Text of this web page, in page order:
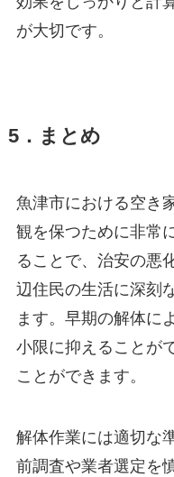
が大切です。
5．まとめ
魚津市における空き
観を保つために非常
ることで、治安の悪
辺住民の生活に深刻
ます。早期の解体に
小限に抑えることが
ことができます。
解体作業には適切な
前調査や業者選定を